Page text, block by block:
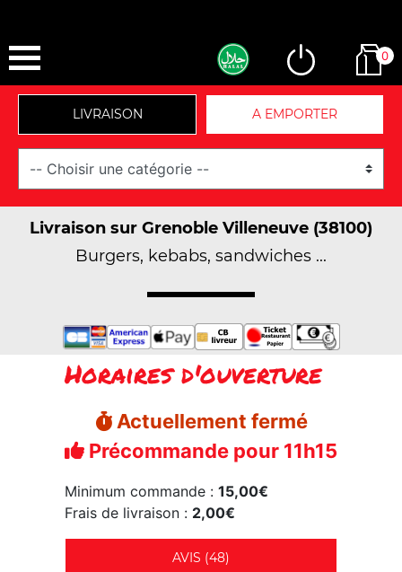
0
LIVRAISON A EMPORTER
Livraison sur Grenoble Villeneuve (38100)
Burgers, kebabs, sandwiches ...
Horaires d'ouverture
Actuellement fermé
Précommande pour 11h15
Minimum commande : 15,00€
Frais de livraison : 2,00€
AVIS (48)